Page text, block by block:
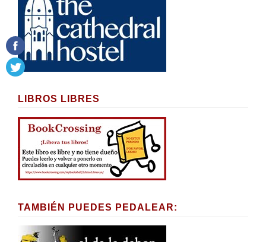
LIBROS LIBRES
TAMBIÉN PUEDES PEDALEAR: